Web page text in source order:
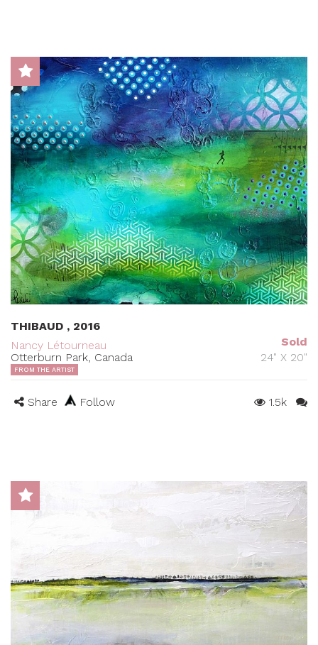
THIBAUD , 2016
Nancy Létourneau
Otterburn Park, Canada
Sold
24" X 20"
FROM THE ARTIST
Share Follow 1.5k